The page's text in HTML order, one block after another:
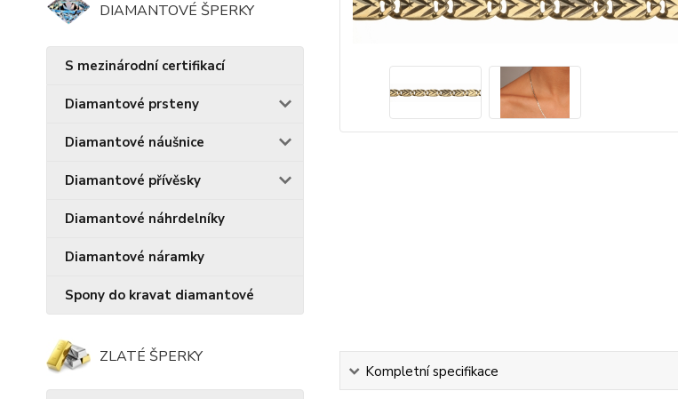
DIAMANTOVÉ ŠPERKY
S mezinárodní certifikací
Diamantové prsteny
Diamantové náušnice
Diamantové přívěsky
Diamantové náhrdelníky
Diamantové náramky
Spony do kravat diamantové
ZLATÉ ŠPERKY
Kompletní specifikace